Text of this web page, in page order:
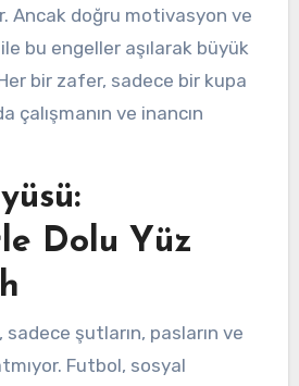
Ancak doğru motivasyon ve
bu engeller aşılarak büyük
bir zafer, sadece bir kupa
çalışmanın ve inancın
Dolu Yüz
şutların, pasların ve
Futbol, sosyal